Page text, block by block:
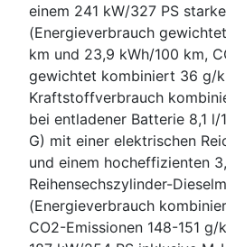
einem 241 kW/327 PS
(Energieverbrauch
km und 23,9 kWh/100 km,
gewichtet kombiniert 36 g/
Kraftstoffverbrauch
bei entladener Batterie 8,1 l/
G) mit einer elektrischen
und einem hocheffizienten
Reihensechszylinder-
(Energieverbrauch
CO2-Emissionen 148-151